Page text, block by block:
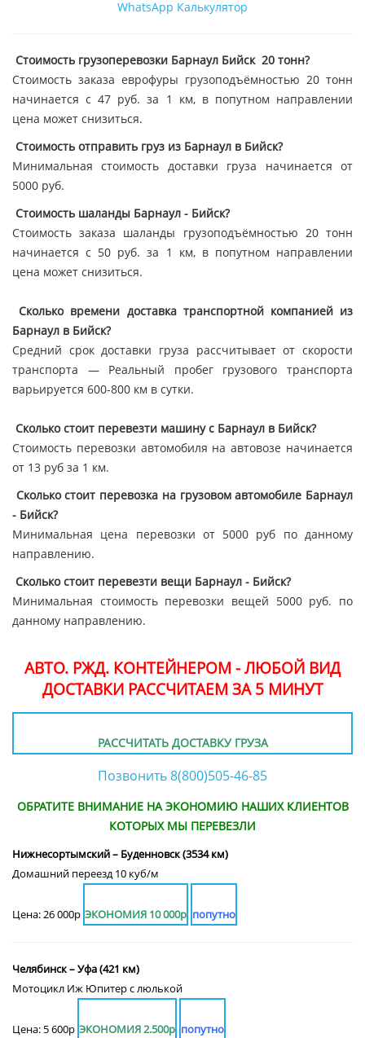
WhatsApp Калькулятор
Стоимость грузоперевозки Барнаул Бийск 20 тонн?
Стоимость заказа еврофуры грузоподъёмностью 20 тонн
начинается с 47 руб. за 1 км, в попутном направлении
цена может снизиться.
Стоимость отправить груз из Барнаул в Бийск?
Минимальная стоимость доставки груза начинается от
5000 руб.
Стоимость шаланды Барнаул - Бийск?
Стоимость заказа шаланды грузоподъёмностью 20 тонн
начинается с 50 руб. за 1 км, в попутном направлении
цена может снизиться.
Сколько времени доставка транспортной компанией из
Барнаул в Бийск?
Средний срок доставки груза рассчитывает от скорости
транспорта — Реальный пробег грузового транспорта
варьируется 600-800 км в сутки.
Сколько стоит перевезти машину с Барнаул в Бийск?
Стоимость перевозки автомобиля на автовозе начинается
от 13 руб за 1 км.
Сколько стоит перевозка на грузовом автомобиле Барнаул
- Бийск?
Минимальная цена перевозки от 5000 руб по данному
направлению.
Сколько стоит перевезти вещи Барнаул - Бийск?
Минимальная стоимость перевозки вещей 5000 руб. по
данному направлению.
АВТО. РЖД. КОНТЕЙНЕРОМ - ЛЮБОЙ ВИД
ДОСТАВКИ РАССЧИТАЕМ ЗА 5 МИНУТ
РАССЧИТАТЬ ДОСТАВКУ ГРУЗА
Позвонить 8(800)505-46-85
ОБРАТИТЕ ВНИМАНИЕ НА ЭКОНОМИЮ НАШИХ КЛИЕНТОВ
КОТОРЫХ МЫ ПЕРЕВЕЗЛИ
Нижнесортымский – Буденновск (3534 км)
Домашний переезд 10 куб/м
Цена: 26 000р ЭКОНОМИЯ 10 000р попутно
Челябинск – Уфа (421 км)
Мотоцикл Иж Юпитер с люлькой
Цена: 5 600р ЭКОНОМИЯ 2.500р попутно